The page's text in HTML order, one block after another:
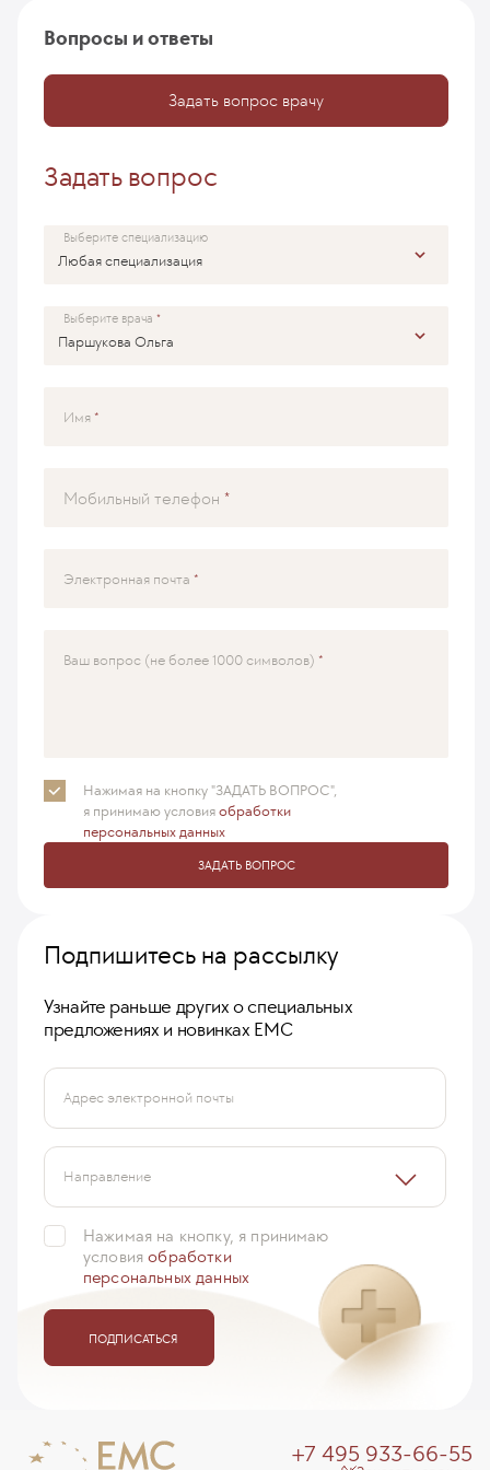
Вопросы и ответы
Задать вопрос врачу
Задать вопрос
Выберите специализацию
Выберите врача
Имя
Мобильный телефон
Электронная почта
Ваш вопрос (не более 1000 символов)
Нажимая на кнопку "ЗАДАТЬ ВОПРОС",
я принимаюусловияобработки
персональных данных
ЗАДАТЬ ВОПРОС
Подпишитесь на рассылку
Узнайте раньше других о специальных
предложениях и новинках ЕМС
Адрес электронной почты
Направление
Нажимая на кнопку, я принимаю
условияобработки
персональных данных
ПОДПИСАТЬСЯ
+7 495 933-66-55